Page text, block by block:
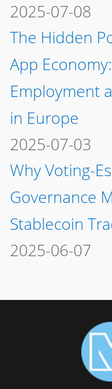
2025-07-08
The Hidden
App
Employment
in Europe
2025-07-03
Why Voting-
Governance
Stablecoin
2025-06-07